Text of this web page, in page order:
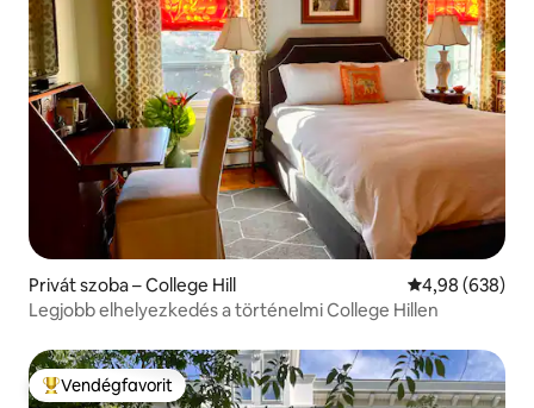
Privát szoba – College Hill Átlagos
4,98 (638)
Legjobb elhelyezkedés a történelmi College Hillen
Kiemelt vendégfavorit
Vendégfavorit